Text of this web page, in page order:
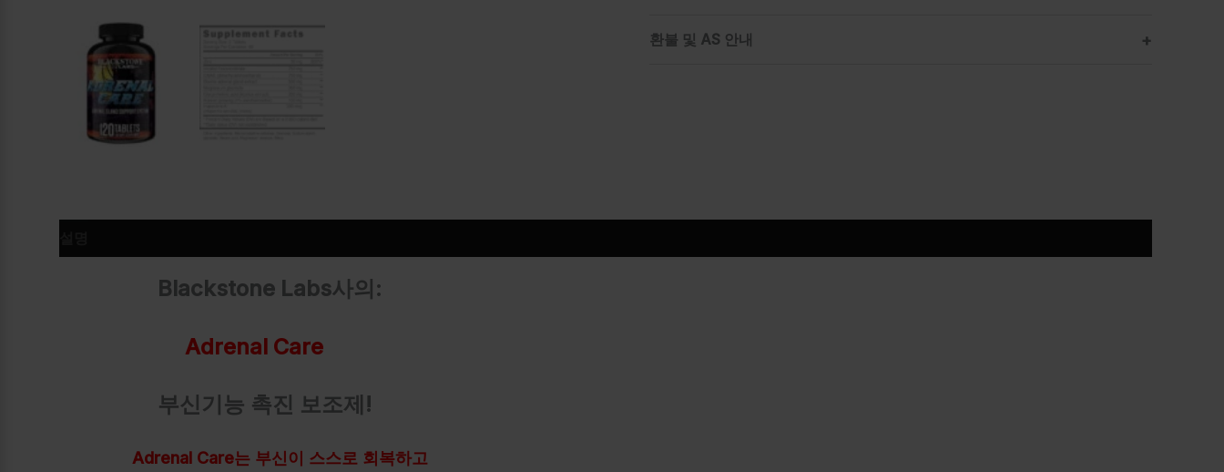
환불 및 AS 안내
Blackstone Labs사의:
Adrenal Care
부신기능 촉진 보조제!
Adrenal Care는 부신이 스스로 회복하고